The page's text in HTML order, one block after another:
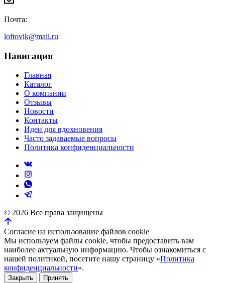
Почта:
loftovik@mail.ru
Навигация
Главная
Каталог
О компании
Отзывы
Новости
Контакты
Идеи для вдохновения
Часто задаваемые вопросы
Политика конфиденциальности
© 2026 Все права защищены
Согласие на использование файлов cookie
Мы используем файлы cookie, чтобы предоставить вам
наиболее актуальную информацию. Чтобы ознакомиться с
нашей политикой, посетите нашу страницу «Политика
конфиденциальности».
Закрыть Принять